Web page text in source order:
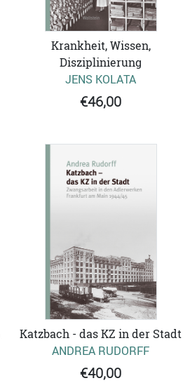
Krankheit, Wissen,
Disziplinierung
JENS KOLATA
€46,00
Katzbach - das KZ in der Stadt
ANDREA RUDORFF
€40,00